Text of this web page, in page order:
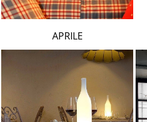
APRILE